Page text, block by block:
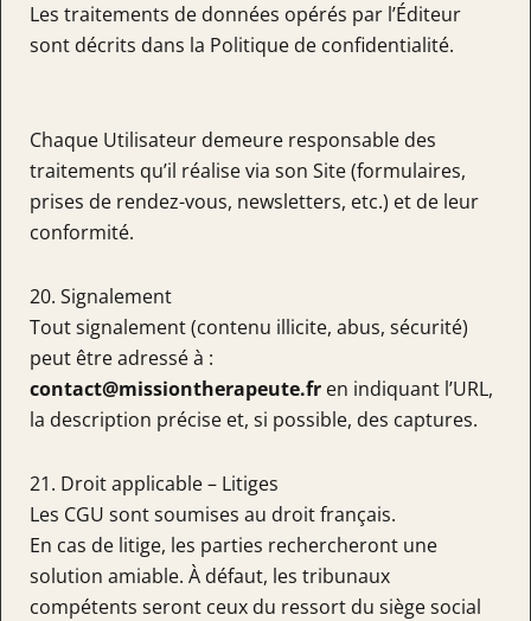
Les traitements de données opérés par l’Éditeur
sont décrits dans la Politique de confidentialité.
Chaque Utilisateur demeure responsable des
traitements qu’il réalise via son Site (formulaires,
prises de rendez-vous, newsletters, etc.) et de leur
conformité.
20. Signalement
Tout signalement (contenu illicite, abus, sécurité)
peut être adressé à :
contact@missiontherapeute.fr en indiquant l’URL,
la description précise et, si possible, des captures.
21. Droit applicable – Litiges
Les CGU sont soumises au droit français.
En cas de litige, les parties rechercheront une
solution amiable. À défaut, les tribunaux
compétents seront ceux du ressort du siège social